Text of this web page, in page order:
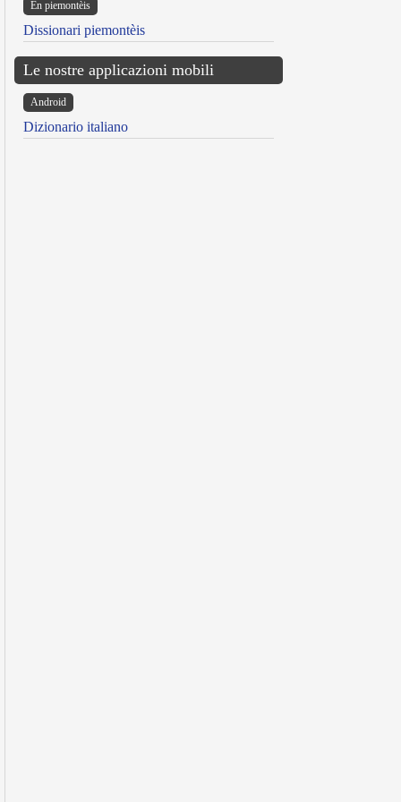
Ën piemontèis
Dissionari piemontèis
Le nostre applicazioni mobili
Android
Dizionario italiano